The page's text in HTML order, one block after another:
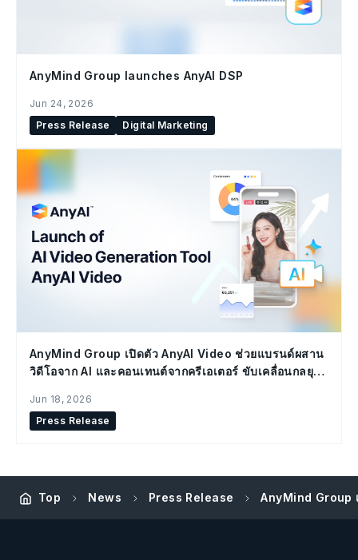
AnyMind Group launches AnyAI DSP
Jun 24, 2026
Press Release
Digital Marketing
AnyMind Group เปิดตัว AnyAI Video ช่วยแบรนด์ผสาน
วิดีโอจาก AI และคอนเทนต์จากครีเอเตอร์ ขับเคลื่อนกลยุทธ์
Jun 18, 2026
Press Release
Top News Press Release AnyMind Group